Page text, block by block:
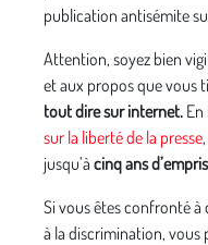
publication antisémite
Attention, soyez bien
et aux propos que vous
tout dire sur internet. En
sur la liberté de la presse
jusqu’à cinq ans
Si vous êtes confronté
à la discrimination, vous